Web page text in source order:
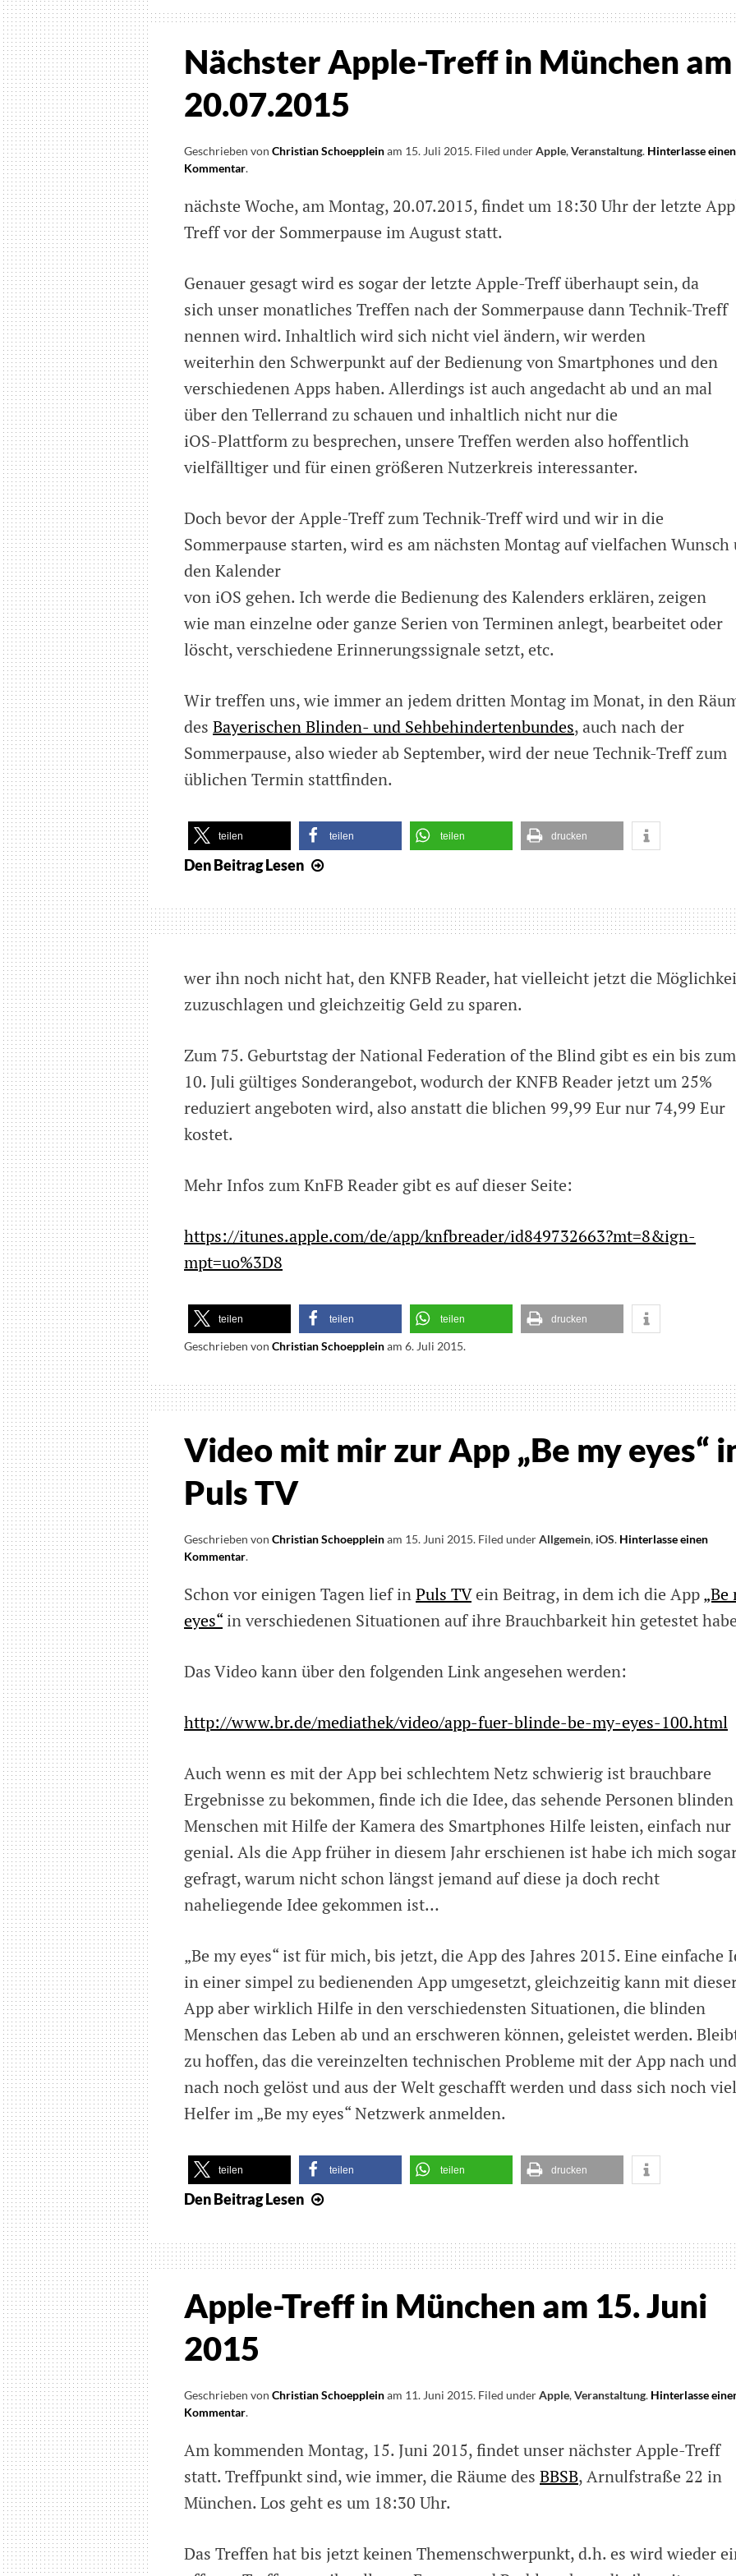
Nächster Apple-Treff in München am
20.07.2015
Geschrieben von Christian Schoeppleinam 15. Juli 2015. Filed underApple,Veranstaltung. Hinterlasse einen
Kommentaron
Apple-
in
20.07.2015
.
nächste Woche, am Montag, 20.07.2015, findet um 18:30 Uhr der letzte
Treff vor der Sommerpause im August statt.
Genauer gesagt wird es sogar der letzte Apple-Treff überhaupt sein, da
sich unser monatliches Treffen nach der Sommerpause dann Technik-Treff
nennen wird. Inhaltlich wird sich nicht viel ändern, wir werden
weiterhin den Schwerpunkt auf der Bedienung von Smartphones und den
verschiedenen Apps haben. Allerdings ist auch angedacht ab und an mal
über den Tellerrand zu schauen und inhaltlich nicht nur die
iOS-Plattform zu besprechen, unsere Treffen werden also hoffentlich
vielfälltiger und für einen größeren Nutzerkreis interessanter.
Doch bevor der Apple-Treff zum Technik-Treff wird und wir in die
Sommerpause starten, wird es am nächsten Montag auf vielfachen Wunsch
den Kalender
von iOS gehen. Ich werde die Bedienung des Kalenders erklären, zeigen
wie man einzelne oder ganze Serien von Terminen anlegt, bearbeitet oder
löscht, verschiedene Erinnerungssignale setzt, etc.
Wir treffen uns, wie immer an jedem dritten Montag im Monat, in den
des Bayerischen Blinden- und Sehbehindertenbundes, auch nach der
Sommerpause, also wieder ab September, wird der neue Technik-Treff zum
üblichen Termin stattfinden.
teilen teilen teilen drucken
Den BeitragLesen
Treff
in
am
20.07.2015
wer ihn noch nicht hat, den KNFB Reader, hat vielleicht jetzt die
zuzuschlagen und gleichzeitig Geld zu sparen.
Zum 75. Geburtstag der National Federation of the Blind gibt es ein bis zum
10. Juli gültiges Sonderangebot, wodurch der KNFB Reader jetzt um 25%
reduziert angeboten wird, also anstatt die blichen 99,99 Eur nur 74,99 Eur
kostet.
Mehr Infos zum KnFB Reader gibt es auf dieser Seite:
https://itunes.apple.com/de/app/knfbreader/id849732663?mt=8&ign-
mpt=uo%3D8
teilen teilen teilen drucken
Geschrieben von Christian Schoeppleinam 6. Juli 2015.
Video mit mir zur App „Be my eyes“
Puls TV
Geschrieben von Christian Schoeppleinam 15. Juni 2015. Filed underAllgemein, iOS. Hinterlasse einen
Kommentaron
mit
zur
my
Puls
.
Schon vor einigen Tagen lief inPuls TVein Beitrag, in dem ich die App„Be
eyes“ in verschiedenen Situationen auf ihre Brauchbarkeit hin getestet
Das Video kann über den folgenden Link angesehen werden:
http://www.br.de/mediathek/video/app-fuer-blinde-be-my-eyes-100.html
Auch wenn es mit der App bei schlechtem Netz schwierig ist brauchbare
Ergebnisse zu bekommen, finde ich die Idee, das sehende Personen blinden
Menschen mit Hilfe der Kamera des Smartphones Hilfe leisten, einfach nur
genial. Als die App früher in diesem Jahr erschienen ist habe ich mich
gefragt, warum nicht schon längst jemand auf diese ja doch recht
naheliegende Idee gekommen ist…
„Be my eyes“ ist für mich, bis jetzt, die App des Jahres 2015. Eine einfache
in einer simpel zu bedienenden App umgesetzt, gleichzeitig kann mit
App aber wirklich Hilfe in den verschiedensten Situationen, die blinden
Menschen das Leben ab und an erschweren können, geleistet werden.
zu hoffen, das die vereinzelten technischen Probleme mit der App nach und
nach noch gelöst und aus der Welt geschafft werden und dass sich noch
Helfer im „Be my eyes“ Netzwerk anmelden.
teilen teilen teilen drucken
Den BeitragLesen
mir
zur
„Be
Puls
Apple-Treff in München am 15. Juni
2015
Geschrieben von Christian Schoeppleinam 11. Juni 2015. Filed underApple,Veranstaltung. Hinterlasse
Kommentaron
Treff
München
am
2015
.
Am kommenden Montag, 15. Juni 2015, findet unser nächster Apple-Treff
statt. Treffpunkt sind, wie immer, die Räume des BBSB, Arnulfstraße 22 in
München. Los geht es um 18:30 Uhr.
Das Treffen hat bis jetzt keinen Themenschwerpunkt, d.h. es wird wieder